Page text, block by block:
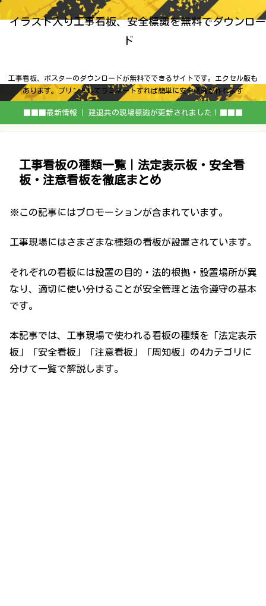
イラスト入り工事看板、安全標識を無料でダウンロー
ド
工事看板、ポスターのダウンロードが無料でできるサイトです。エクセル版も
あります。プリントしてラミネートすれば簡単に安全標識が作れます
■■■最新情報 | 建退共の現場標識が更新されました！■■■
工事看板の種類一覧｜法定表示板・安全看
板・注意看板を徹底まとめ
※この記事にはプロモーションが含まれています。
工事現場にはさまざまな種類の看板が設置されています。
それぞれの看板には設置の目的・法的根拠・設置場所が異
なり、適切に使い分けることが安全管理と法令遵守の基本
です。
本記事では、工事現場で使われる看板の種類を「法定表示
板」「安全看板」「注意看板」「周知板」の4カテゴリに
分けて一覧で解説します。